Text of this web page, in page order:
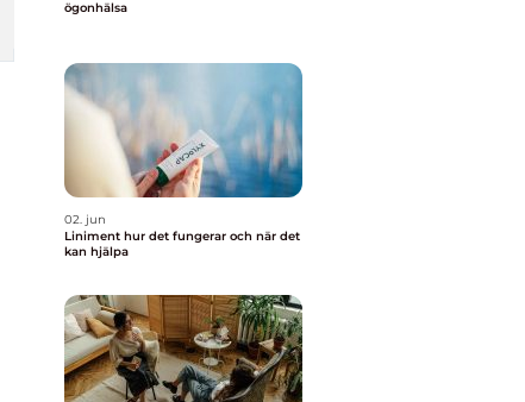
ögonhälsa
02. jun
Liniment hur det fungerar och när det
kan hjälpa